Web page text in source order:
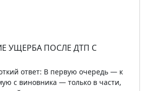
УЩЕРБА ПОСЛЕ ДТП С
ответ: В первую очередь — к
с виновника — только в части,